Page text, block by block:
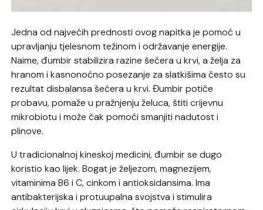
Jedna od najvećih prednosti ovog napitka je pomoć u
upravljanju tjelesnom težinom i održavanje energije.
Naime, đumbir stabilizira razine šećera u krvi, a želja za
hranom i kasnonoćno posezanje za slatkišima često su
rezultat disbalansa šećera u krvi. Đumbir potiče
probavu, pomaže u pražnjenju želuca, štiti crijevnu
mikrobiotu i može čak pomoći smanjiti nadutost i
plinove.
U tradicionalnoj kineskoj medicini, đumbir se dugo
koristio kao lijek. Bogat je željezom, magnezijem,
vitaminima B6 i C, cinkom i antioksidansima. Ima
antibakterijska i protuupalna svojstva i stimulira